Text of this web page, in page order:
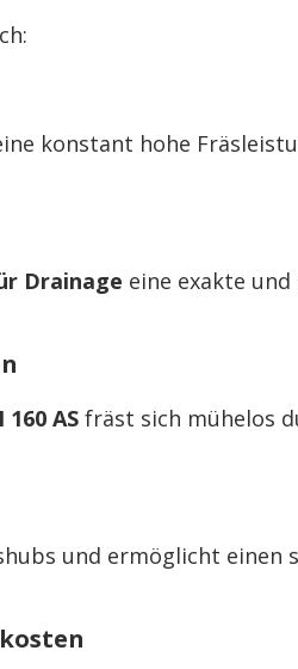
konstant hohe
Drainage eine exakte
160 AS fräst sich mühelos
und ermöglicht